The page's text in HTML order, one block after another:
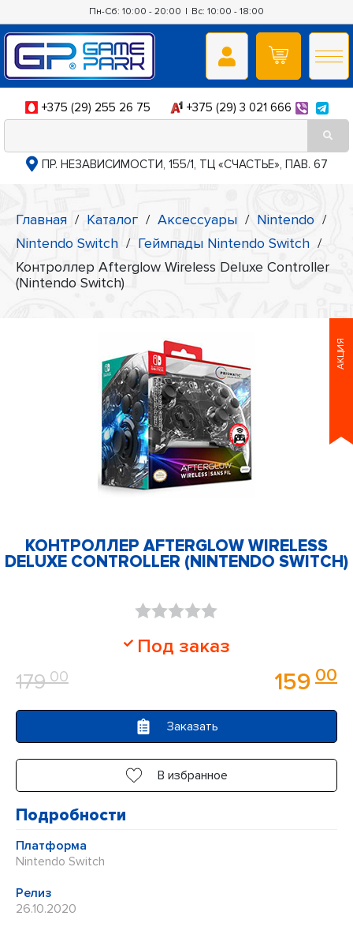
Пн-Сб: 10:00 - 20:00 | Вс: 10:00 - 18:00
+375 (29) 255 26 75 +375 (29) 3 021 666
ПР. НЕЗАВИСИМОСТИ, 155/1, ТЦ «СЧАСТЬЕ», ПАВ. 67
Главная / Каталог / Аксессуары / Nintendo /
Nintendo Switch / Геймпады Nintendo Switch /
Контроллер Afterglow Wireless Deluxe Controller
(Nintendo Switch)
АКЦИЯ
КОНТРОЛЛЕР AFTERGLOW WIRELESS
DELUXE CONTROLLER (NINTENDO SWITCH)
5
Под заказ
179 00 159 00
Заказать
В избранное
Подробности
Платформа
Nintendo Switch
Релиз
26.10.2020